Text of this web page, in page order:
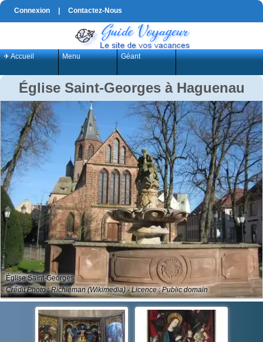
Connexion Contactez-Nous
✈ Accueil Menu Géant
Église Saint-Georges à Haguenau
Église Saint-Georges
Crédit Photo : Richieman (Wikimedia) - Licence : Public domain